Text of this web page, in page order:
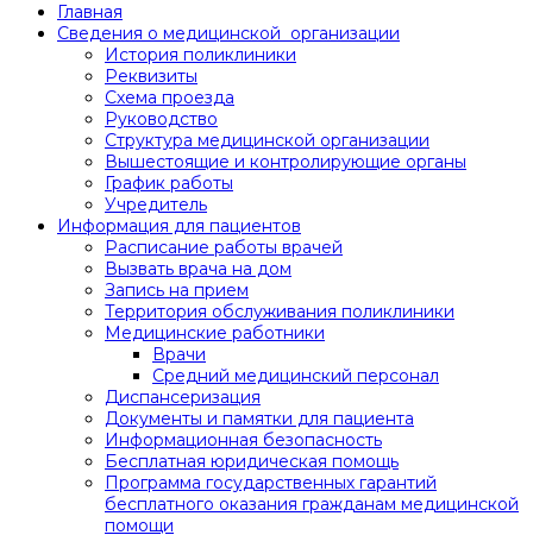
Главная
Сведения о медицинской ­ организации
История поликлиники
Реквизиты
Схема проезда
Руководство
Структура медицинской организации
Вышестоящие и контролирующие органы
График работы
Учредитель
Информация для пациентов
Расписание работы врачей
Вызвать врача на дом
Запись на прием
Территория обслуживания поликлиники
Медицинские работники
Врачи
Средний медицинский персонал
Диспансеризация
Документы и памятки для пациента
Информационная безопасность
Бесплатная юридическая помощь
Программа государственных гарантий
бесплатного оказания гражданам медицинской
помощи